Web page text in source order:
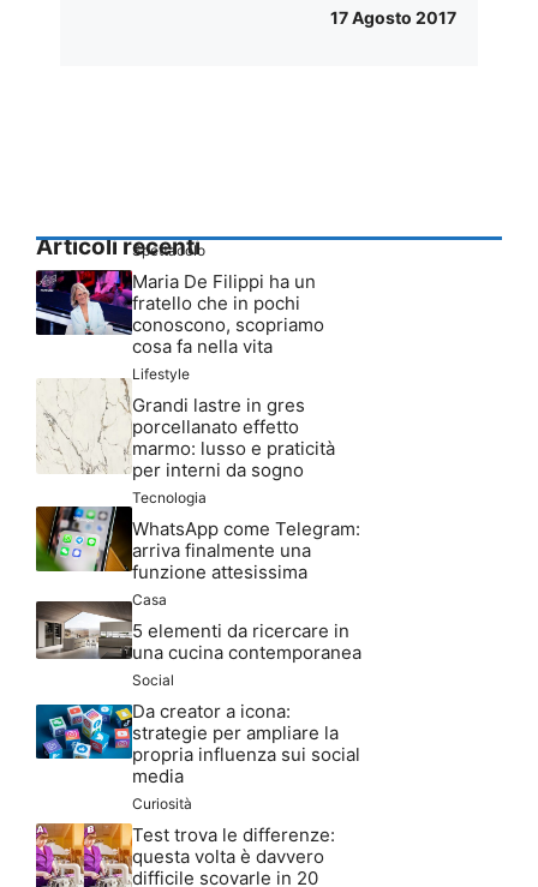
17 Agosto 2017
Articoli recenti
Spettacolo
Maria De Filippi ha un
fratello che in pochi
conoscono, scopriamo
cosa fa nella vita
Lifestyle
Grandi lastre in gres
porcellanato effetto
marmo: lusso e praticità
per interni da sogno
Tecnologia
WhatsApp come Telegram:
arriva finalmente una
funzione attesissima
Casa
5 elementi da ricercare in
una cucina contemporanea
Social
Da creator a icona:
strategie per ampliare la
propria influenza sui social
media
Curiosità
Test trova le differenze:
questa volta è davvero
difficile scovarle in 20